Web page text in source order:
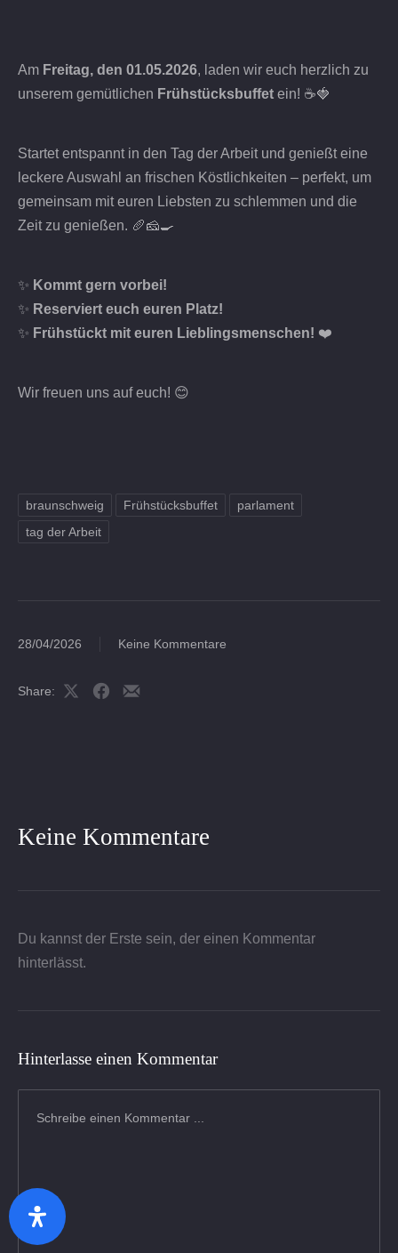
Am Freitag, den 01.05.2026, laden wir euch herzlich zu
unserem gemütlichen Frühstücksbuffet ein! ☕🍓
Startet entspannt in den Tag der Arbeit und genießt eine
leckere Auswahl an frischen Köstlichkeiten – perfekt, um
gemeinsam mit euren Liebsten zu schlemmen und die
Zeit zu genießen. 🥖🧀🍳
✨ Kommt gern vorbei!
✨ Reserviert euch euren Platz!
✨ Frühstückt mit euren Lieblingsmenschen! ❤️
Wir freuen uns auf euch! 😊
braunschweig Frühstücksbuffet
parlament
tag der Arbeit
28/04/2026 Keine Kommentare
Share:
ShareShareShare
Keine Kommentare
Du kannst der Erste sein, der einen Kommentar
hinterlässt.
Hinterlasse einen Kommentar
Zurück